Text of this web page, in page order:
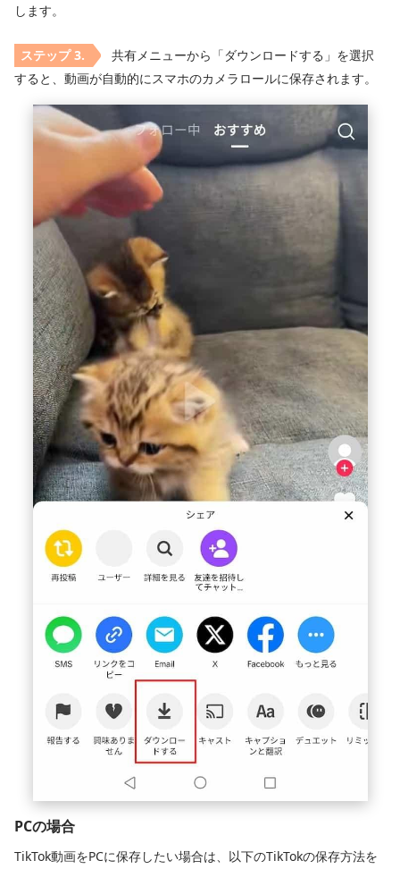
します。
共有メニューから「ダウンロードする」を選択
すると、動画が自動的にスマホのカメラロールに保存されます。
PCの場合
TikTok動画をPCに保存したい場合は、以下のTikTokの保存方法を